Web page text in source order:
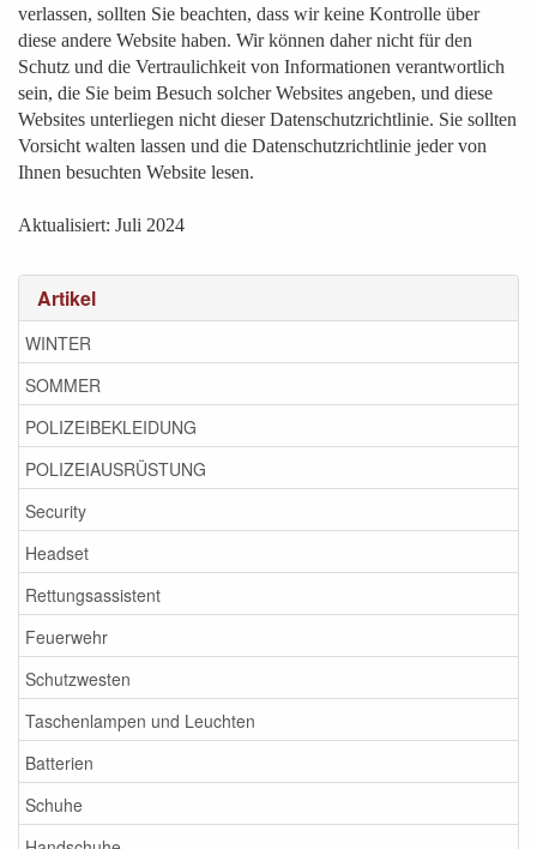
Artikel
WINTER
SOMMER
POLIZEIBEKLEIDUNG
POLIZEIAUSRÜSTUNG
Security
Headset
Rettungsassistent
Feuerwehr
Schutzwesten
Taschenlampen und Leuchten
Batterien
Schuhe
verlassen, sollten Sie beachten, dass wir keine Kontrolle über
diese andere Website haben. Wir können daher nicht für den
Schutz und die Vertraulichkeit von Informationen verantwortlich
sein, die Sie beim Besuch solcher Websites angeben, und diese
Websites unterliegen nicht dieser Datenschutzrichtlinie. Sie sollten
Vorsicht walten lassen und die Datenschutzrichtlinie jeder von
Ihnen besuchten Website lesen.
Aktualisiert: Juli 2024